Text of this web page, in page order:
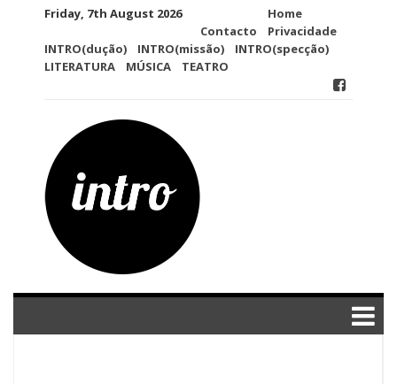
Friday, 7th August 2026
Contacto
Home
Privacidade
INTRO(dução)
INTRO(missão)
INTRO(specção)
LITERATURA
MÚSICA TEATRO